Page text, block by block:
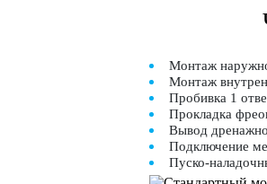
Монтаж
Монтаж
Пробивка 1
Прокладка
Вывод
Подключение
Пуско-